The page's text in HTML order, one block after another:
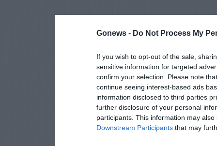
Gonews - Do Not Process My
If you wish to opt-out of the sale,
sensitive information for targeted
confirm your selection. Please note
continue seeing interest-based ads
information disclosed to third parties
further disclosure of your personal
participants. This information may
Downstream Participants that may